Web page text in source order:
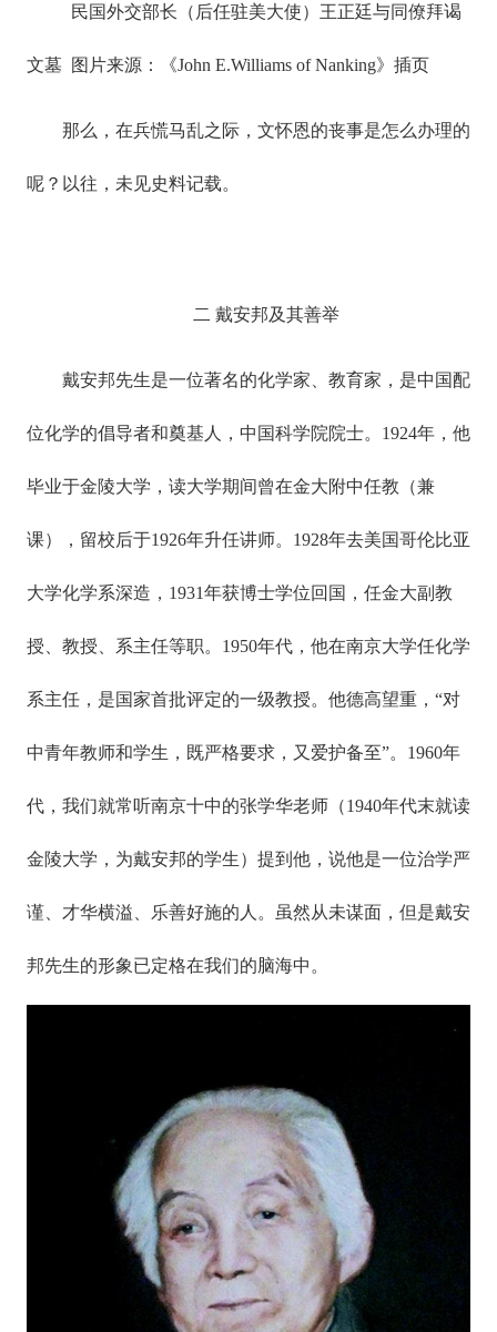
民国外交部长（后任驻美大使）王正廷与同僚拜谒
文墓 图片来源：《John E.Williams of Nanking》插页
那么，在兵慌马乱之际，文怀恩的丧事是怎么办理的
呢？以往，未见史料记载。
二 戴安邦及其善举
戴安邦先生是一位著名的化学家、教育家，是中国配
位化学的倡导者和奠基人，中国科学院院士。1924年，他
毕业于金陵大学，读大学期间曾在金大附中任教（兼
课），留校后于1926年升任讲师。1928年去美国哥伦比亚
大学化学系深造，1931年获博士学位回国，任金大副教
授、教授、系主任等职。1950年代，他在南京大学任化学
系主任，是国家首批评定的一级教授。他德高望重，“对
中青年教师和学生，既严格要求，又爱护备至”。1960年
代，我们就常听南京十中的张学华老师（1940年代末就读
金陵大学，为戴安邦的学生）提到他，说他是一位治学严
谨、才华横溢、乐善好施的人。虽然从未谋面，但是戴安
邦先生的形象已定格在我们的脑海中。